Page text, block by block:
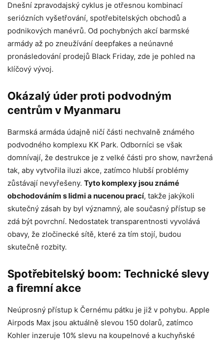
Dnešní zpravodajský cyklus je otřesnou kombinací
seriózních vyšetřování, spotřebitelských obchodů a
podnikových manévrů. Od pochybných akcí barmské
armády až po zneužívání deepfakes a neúnavné
pronásledování prodejů Black Friday, zde je pohled na
klíčový vývoj.
Okázalý úder proti podvodným
centrům v Myanmaru
Barmská armáda údajně ničí části nechvalně známého
podvodného komplexu KK Park. Odborníci se však
domnívají, že destrukce je z velké části pro show, navržená
tak, aby vytvořila iluzi akce, zatímco hlubší problémy
zůstávají nevyřešeny. Tyto komplexy jsou známé
obchodováním s lidmi a nucenou prací, takže jakýkoli
skutečný zásah by byl významný, ale současný přístup se
zdá být povrchní. Nedostatek transparentnosti vyvolává
obavy, že zločinecké sítě, které za tím stojí, budou
skutečně rozbity.
Spotřebitelský boom: Technické slevy
a firemní akce
Neúprosný přístup k Černému pátku je již v pohybu. Apple
Airpods Max jsou aktuálně slevou 150 dolarů, zatímco
Kohler inzeruje 10% slevu na koupelnové a kuchyňské